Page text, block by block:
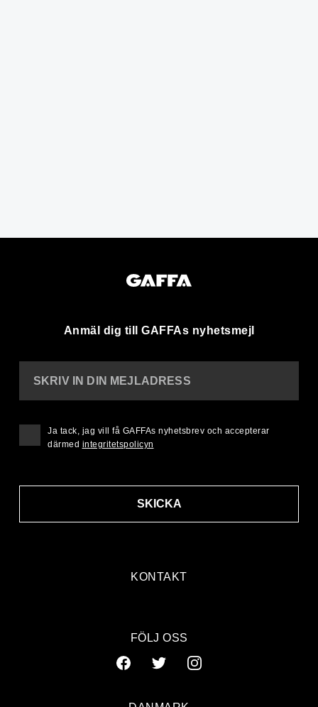
Anmäl dig till GAFFAs nyhetsmejl
KONTAKT
SKRIV IN DIN MEJLADRESS
SKICKA
Ja tack, jag vill få GAFFAs nyhetsbrev och accepterar
därmed integritetspolicyn
FÖLJ OSS